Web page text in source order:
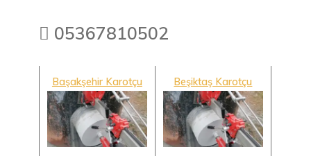
 05367810502
Başakşehir Karotçu Beşiktaş Karotçu